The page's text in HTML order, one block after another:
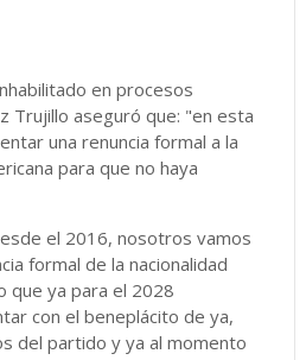
en procesos
Trujillo aseguró que: "en esta
una renuncia formal a la
para que no haya
el 2016, nosotros vamos
formal de la nacionalidad
que ya para el 2028
con el beneplácito de ya,
del partido y ya al momento